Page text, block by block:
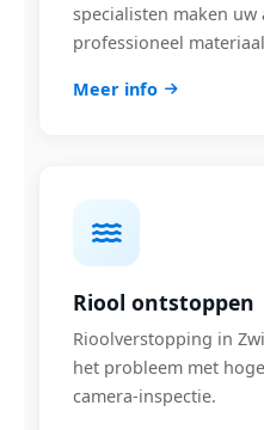
specialisten maken
professioneel
Meer info
Riool ontstoppen
Rioolverstopping in
het probleem met
camera-inspectie.